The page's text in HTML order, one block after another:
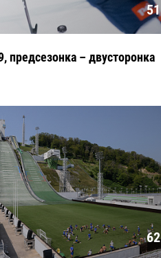
51
предсезонка – двусторонка
62